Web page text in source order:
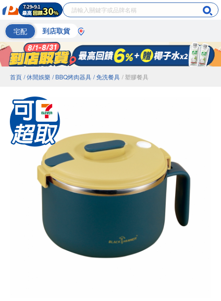
宅配 到店取貨
首頁 / 休閒娛樂 / BBQ烤肉器具 / 免洗餐具 / 塑膠餐具